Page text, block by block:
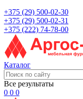
+375 (29) 500-02-30
+375 (29) 500-02-31
+375 (222) 74-78-00
Каталог
Все результаты
0 0 0